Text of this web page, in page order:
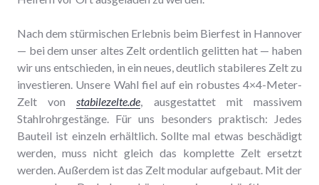
Nach dem stürmischen Erlebnis beim Bierfest in Hannover
— bei dem unser altes Zelt ordentlich gelitten hat — haben
wir uns entschieden, in ein neues, deutlich stabileres Zelt zu
investieren. Unsere Wahl fiel auf ein robustes 4×4-Meter-
Zelt vonstabilezelte.de, ausgestattet mit massivem
Stahlrohrgestänge. Für uns besonders praktisch: Jedes
Bauteil ist einzeln erhältlich. Sollte mal etwas beschädigt
werden, muss nicht gleich das komplette Zelt ersetzt
werden. Außerdem ist das Zelt modular aufgebaut. Mit der